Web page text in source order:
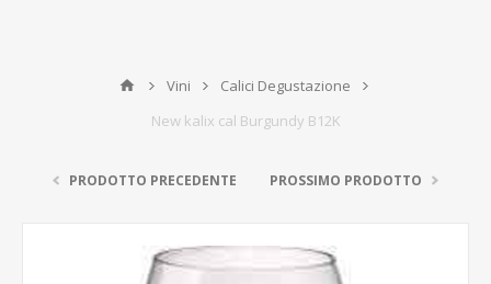
Vini
Calici Degustazione
New kalix cal Burgundy B12K
PRODOTTO PRECEDENTE PROSSIMO PRODOTTO